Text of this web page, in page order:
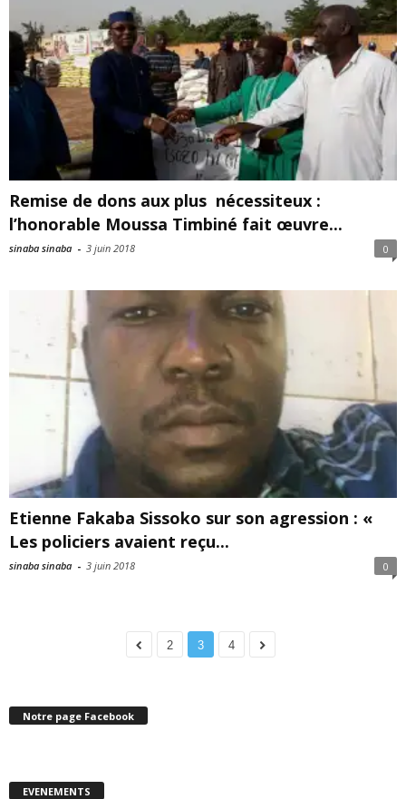
Remise de dons aux plus nécessiteux :
l’honorable Moussa Timbiné fait œuvre...
sinaba sinaba - 3 juin 2018 0
Etienne Fakaba Sissoko sur son agression : «
Les policiers avaient reçu...
sinaba sinaba - 3 juin 2018 0
2 3 4
Notre page Facebook
EVENEMENTS